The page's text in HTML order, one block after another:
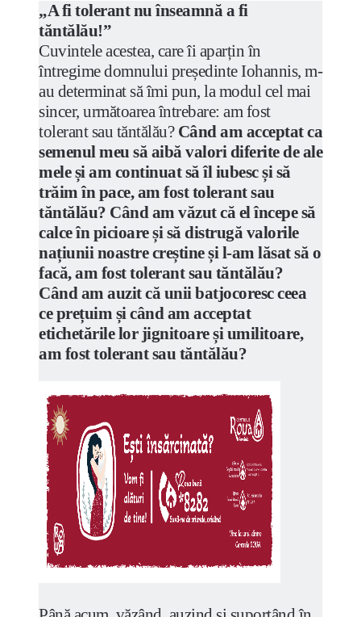
„A fi tolerant nu înseamnă a fi
tăntălău!”
Cuvintele acestea, care îi aparțin în
întregime domnului președinte Iohannis, m-
au determinat să îmi pun, la modul cel mai
sincer, următoarea întrebare: am fost
tolerant sau tăntălău? Când am acceptat ca
semenul meu să aibă valori diferite de ale
mele și am continuat să îl iubesc și să
trăim în pace, am fost tolerant sau
tăntălău? Când am văzut că el începe să
calce în picioare și să distrugă valorile
națiunii noastre creștine și l-am lăsat să o
facă, am fost tolerant sau tăntălău?
Când am auzit că unii batjocoresc ceea
ce prețuim și când am acceptat
etichetările lor jignitoare și umilitoare,
am fost tolerant sau tăntălău?